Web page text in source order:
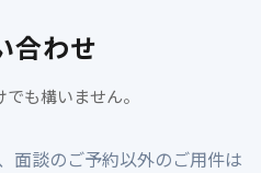
合わせ
も構いません。
面談のご予約以外のご用件は